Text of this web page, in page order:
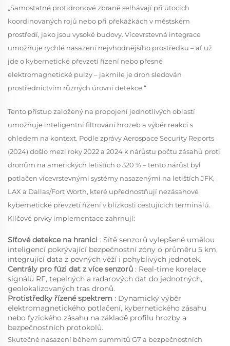
„Samostatné protidronové zbraně selhávají při útocích
koordinovaných rojů nebo při překážkách v městském
prostředí, jako jsou vysoké budovy. Vícevrstevná integrace
umožňuje rychlé nasazení nejvhodnějšího prostředku – ať už
jde o kybernetické převzetí řízení nebo přesné
elektromagnetické pulzy – jakmile je dron sledován
prostřednictvím různých úrovní detekce.“
Tento přístup založený na propojení jednotlivých oblastí
umožňuje inteligentní filtrování hrozeb a výběr reakcí s
ohledem na kontext. Podle zprávy Aerospace Security Reports
(2024) došlo mezi roky 2022 a 2024 k nárůstu počtu zásahů proti
dronům na amerických letištích o 320 % – tento nárůst byl
potlačen vícevrstevnými systémy nasazenými na letištích JFK,
LAX a Dallas/Fort Worth, které upřednostňují nezásahové
kybernetické převzetí řízení v blízkosti cestujících terminálů.
Klíčové prvky implementace zahrnují:
Síťové detekce na hranici : Sítě senzorů vylepšené umělou
inteligencí pokrývající bezpečnostní zóny o průměru 5 km,
integrující data z pevných věží i pohyblivých jednotek.
Centrály pro fúzi dat z více senzorů : Real-time korelace
signálů RF, tepelných a radarových dat do jednotných,
geolokalizovaných tras dronů.
Protistředky řízené spektrem : Dynamický výběr
elektromagnetického potlačení, kybernetického zásahu
nebo fyzického zásahu na základě profilu hrozby a
bezpečnostních protokolů.
Skutečné nasazení během summitů G7 a bezpečnostních